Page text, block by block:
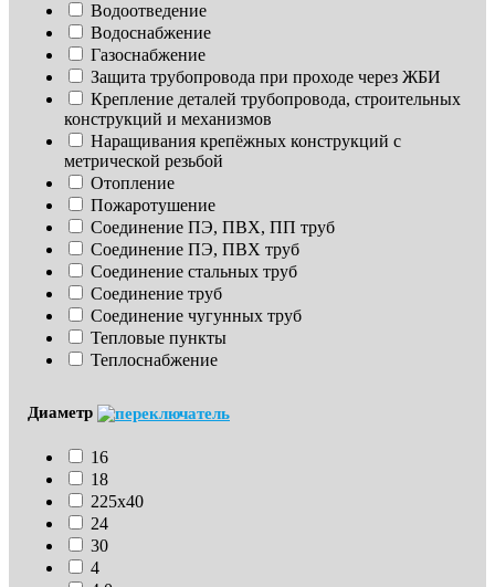
Водоотведение
Водоснабжение
Газоснабжение
Защита трубопровода при проходе через ЖБИ
Крепление деталей трубопровода, строительных
конструкций и механизмов
Наращивания крепёжных конструкций с
метрической резьбой
Отопление
Пожаротушение
Соединение ПЭ, ПВХ, ПП труб
Соединение ПЭ, ПВХ труб
Соединение стальных труб
Соединение труб
Соединение чугунных труб
Тепловые пункты
Теплоснабжение
Диаметр
16
18
225х40
24
30
4